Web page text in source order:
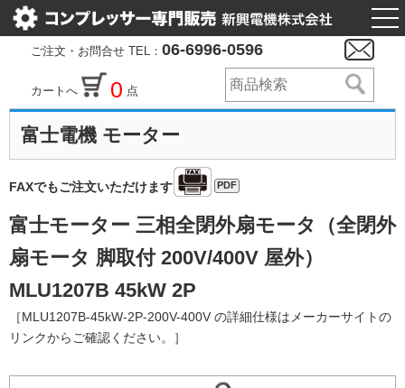
ご注文・お問合せ TEL： 06-6996-0596
カートへ 0 点
富士電機 モーター
FAXでもご注文いただけます PDF
富士モーター 三相全閉外扇モータ（全閉外
扇モータ 脚取付 200V/400V 屋外）
MLU1207B 45kW 2P
［MLU1207B-45kW-2P-200V-400V の詳細仕様はメーカーサイトの
リンクからご確認ください。］